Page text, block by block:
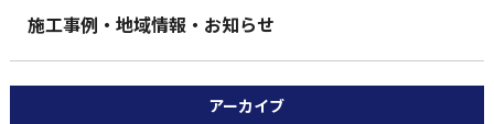
施工事例・地域情報・お知らせ
アーカイブ